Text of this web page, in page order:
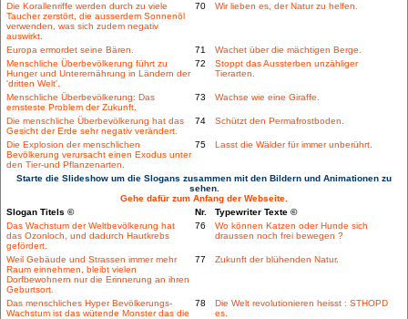
Die Korallenriffe werden durch zu viele
Taucher zerstört, die ausserdem Sonnenöl
verwenden, was sich zudem negativ
auswirkt.
70 Wir lieben es, der Natur zu helfen.
Europa ermordet seine Bären. 71
Wachet über die mächtigen Berge.
Menschliche Überbevölkerung führt zu
Hunger und Unterernährung in Ländern der
'dritten Welt'.
72
Stoppt das Aussterben unzähliger
Tierarten.
Menschliche Überbevölkerung: Das
ernsteste Problem der Zukunft.
73 Wachse wie eine Giraffe.
Die menschliche Überbevölkerung hat das
Gesicht der Erde sehr negativ verändert.
74 Schützt den Permafrostboden.
Die Explosion der menschlichen
Bevölkerung verursacht einen Exodus unter
den Tier-und Pflanzenarten.
75 Lasst die Wälder für immer unberührt.
Starte die Slideshow um die Slogans zusammen mit den Bildern und Animationen zu
sehen.
Gehe dafür zum Anfang der Webseite.
Slogan Titels ©
Nr.
Typewriter Texte ©
Das Wachstum der Weltbevölkerung hat
das Ozonloch, und dadurch Hautkrebs
gefördert.
76
Wo können Katzen oder Hunde sich
draussen noch frei bewegen ?
Weil Gebäude und Strassen immer mehr
Raum einnehmen, bleibt vielen
Dorfbewohnern nur die Erinnerung an ihren
Geburtsort.
77 Zukunft der blühenden Natur.
Das menschliches Hyper Bevölkerungs-
Wachstum ist das wütende Monster das die
78
Die Welt revolutionieren heisst : STHOPD
es.